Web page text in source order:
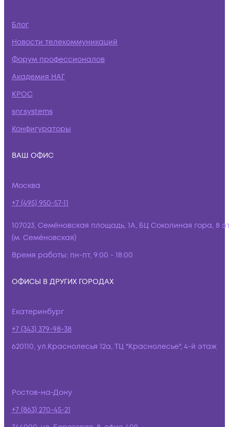
Блог
Новости телекоммуникаций
Форум профессионалов
Академия НАГ
КРОС
snr.systems
Конфигураторы
ВАШ ОФИС
Москва
+7 (495) 950-57-11
107023, Семёновская площадь, 1А, БЦ Соколиная гора, 8
(м. Семёновская)
Время работы: пн-пт, 9:00 - 18:00
ОФИСЫ В ДРУГИХ ГОРОДАХ
Екатеринбург
+7 (343) 379-98-38
620110, ул.Краснолесья 12а, ТЦ "Краснолесье", 4-й этаж
Ростов-на-Дону
+7 (863) 270-45-21